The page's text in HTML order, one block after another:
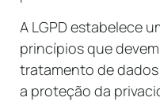
A LGPD estabelece
princípios que
tratamento de
a proteção da